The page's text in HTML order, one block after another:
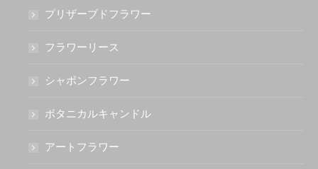
プリザーブドフラワー
フラワーリース
シャボンフラワー
ボタニカルキャンドル
アートフラワー